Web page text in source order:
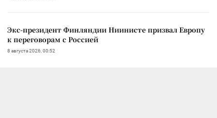
Экс-президент Финляндии Ниинисте призвал Европу
к переговорам с Россией
8 августа 2026, 00:52